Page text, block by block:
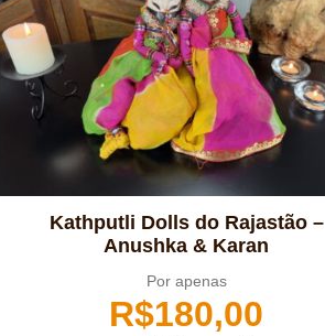
Kathputli Dolls do Rajastão –
Anushka & Karan
Por apenas
R$180,00